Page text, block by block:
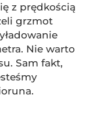
z prędkością
grzmot
Nie warto
Sam fakt,